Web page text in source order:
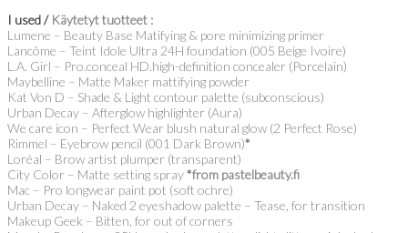
I used / Käytetyt tuotteet :
Lumene – Beauty Base Matifying & pore minimizing primer
Lancôme – Teint Idole Ultra 24H foundation (005 Beige Ivoire)
L.A. Girl – Pro.conceal HD.high-definition concealer (Porcelain)
Maybelline – Matte Maker mattifying powder
Kat Von D – Shade & Light contour palette (subconscious)
Urban Decay – Afterglow highlighter (Aura)
We care icon – Perfect Wear blush natural glow (2 Perfect Rose)
Rimmel – Eyebrow pencil (001 Dark Brown)*
Loréal – Brow artist plumper (transparent)
City Color – Matte setting spray*from pastelbeauty.fi
Mac – Pro longwear paint pot (soft ochre)
Urban Decay – Naked 2 eyeshadow palette – Tease, for transition
Makeup Geek – Bitten, for out of corners